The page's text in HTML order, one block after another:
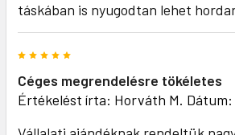
táskában is nyugodtan lehet
Céges megrendelésre tökéletes
Értékelést írta: Horváth M.